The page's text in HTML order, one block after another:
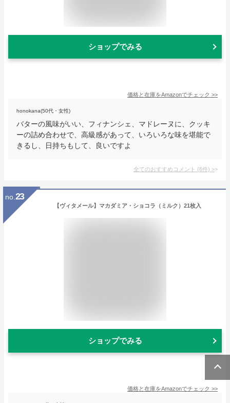
ショップでみる
価格と在庫をAmazonでチェック >>
honokana(50代・女性)
バターの風味がいい、フィナンシェ、マドレーヌに、クッキ
ーの詰め合わせで、高級感があって、いろいろな味を堪能で
きるし、日持ちもして、良いですよ
全てのおすすめコメント (6件) >
no. 23
【ヴィタメール】マカダミア・ショコラ（ミルク）21枚入
ショップでみる
価格と在庫をAmazonでチェック >>